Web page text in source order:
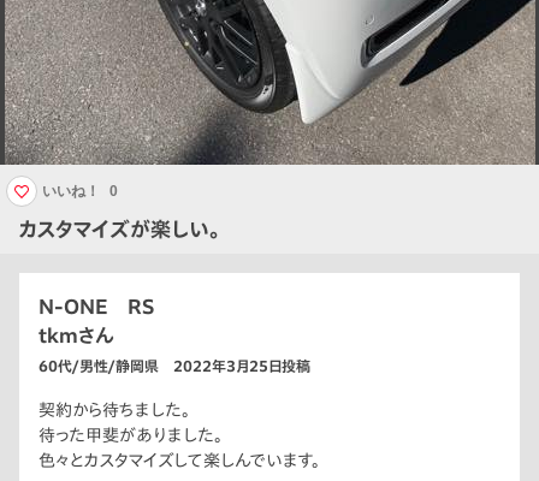
カスタマイズが楽しい。
いいね！ 0
N-ONE RS
tkmさん
60代/男性/静岡県 2022年3月25日投稿
契約から待ちました。
待った甲斐がありました。
色々とカスタマイズして楽しんでいます。